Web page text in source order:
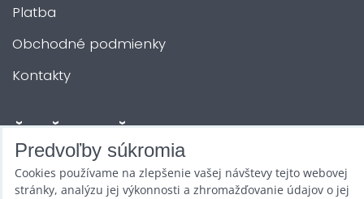
Platba
Obchodné podmienky
Kontakty
ĎALŠIE SLUŽBY
Zábava na Vašu akciu
Predvoľby súkromia
Cookies používame na zlepšenie vašej návštevy tejto webovej
stránky, analýzu jej výkonnosti a zhromažďovanie údajov o jej